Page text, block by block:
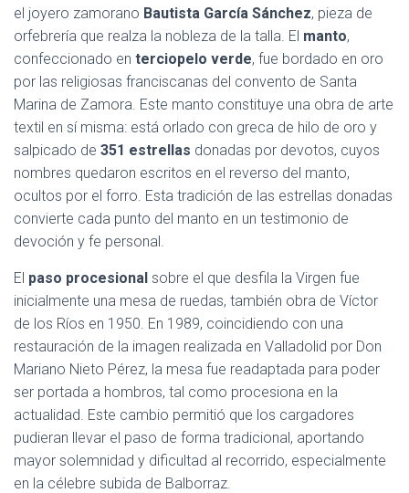
el joyero zamorano Bautista García Sánchez, pieza de
orfebrería que realza la nobleza de la talla. El manto,
confeccionado en terciopelo verde, fue bordado en oro
por las religiosas franciscanas del convento de Santa
Marina de Zamora. Este manto constituye una obra de arte
textil en sí misma: está orlado con greca de hilo de oro y
salpicado de 351 estrellas donadas por devotos, cuyos
nombres quedaron escritos en el reverso del manto,
ocultos por el forro. Esta tradición de las estrellas donadas
convierte cada punto del manto en un testimonio de
devoción y fe personal.
El paso procesional sobre el que desfila la Virgen fue
inicialmente una mesa de ruedas, también obra de Víctor
de los Ríos en 1950. En 1989, coincidiendo con una
restauración de la imagen realizada en Valladolid por Don
Mariano Nieto Pérez, la mesa fue readaptada para poder
ser portada a hombros, tal como procesiona en la
actualidad. Este cambio permitió que los cargadores
pudieran llevar el paso de forma tradicional, aportando
mayor solemnidad y dificultad al recorrido, especialmente
en la célebre subida de Balborraz.